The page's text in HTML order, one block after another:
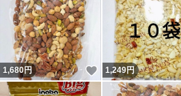
1,680円 いいね！
1,249円